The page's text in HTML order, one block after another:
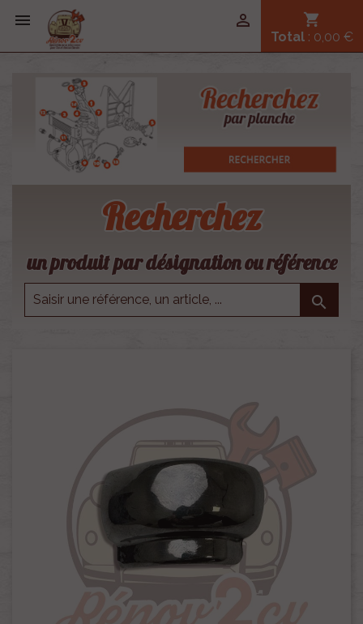
 shopping_cart
Total : 0,00 €

Recherchez
un produit par désignation ou référence
